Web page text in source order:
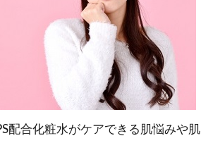
配合化粧水がケアできる肌悩みや肌